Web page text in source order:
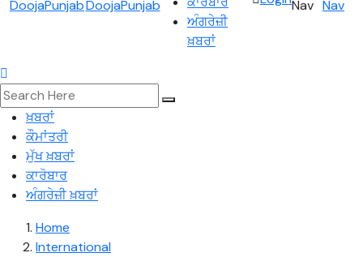
ਅੰਗਰੇਜ਼ੀ
ਖ਼ਬਰਾਂ
ਖ਼ਬਰਾਂ
ਕੌਮਾਂਤਰੀ
ਮੁੱਖ ਖ਼ਬਰਾਂ
ਕਾਰੋਬਾਰ
ਅੰਗਰੇਜ਼ੀ ਖ਼ਬਰਾਂ
Home
International